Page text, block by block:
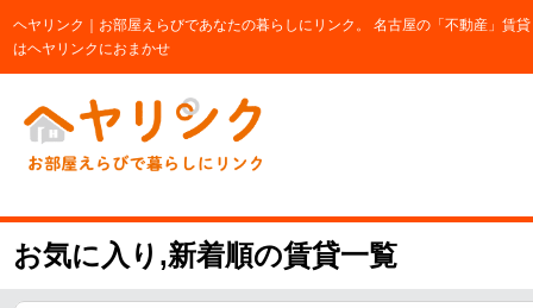
ヘヤリンク｜お部屋えらびであなたの暮らしにリンク。 名古屋の「不動産」賃
はヘヤリンクにおまかせ
お気に入り,新着順の賃貸一覧